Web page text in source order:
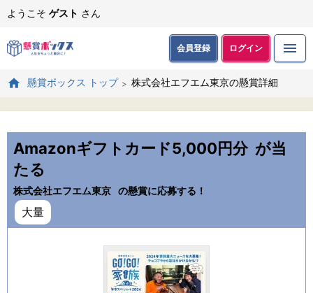
ようこそ ゲスト さん
会員登録 ログイン
懸賞ボックス トップ 株式会社エフエム東京の懸賞詳細
Amazonギフトカード5,000円分 が当
たる
株式会社エフエム東京 の懸賞に応募する！
大量